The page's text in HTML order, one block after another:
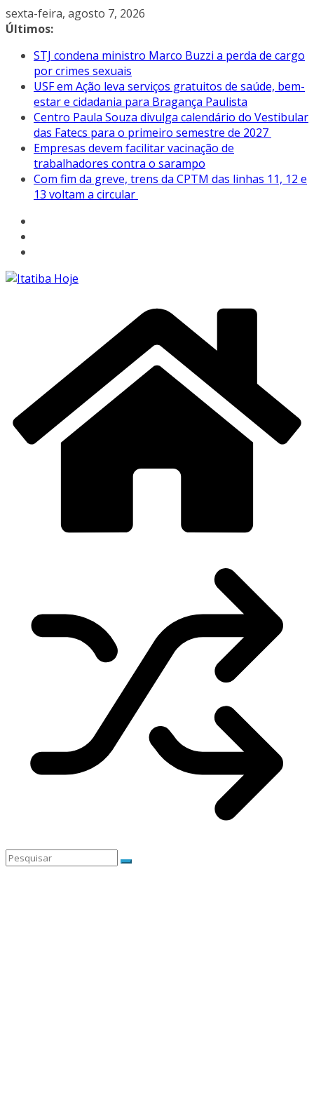
Pular
para
conteúdo
sexta-feira, agosto 7, 2026
Últimos:
STJ condena ministro Marco Buzzi a perda de cargo
por crimes sexuais
USF em Ação leva serviços gratuitos de saúde, bem-
estar e cidadania para Bragança Paulista
Centro Paula Souza divulga calendário do Vestibular
das Fatecs para o primeiro semestre de 2027
Empresas devem facilitar vacinação de
trabalhadores contra o sarampo
Com fim da greve, trens da CPTM das linhas 11, 12 e
13 voltam a circular